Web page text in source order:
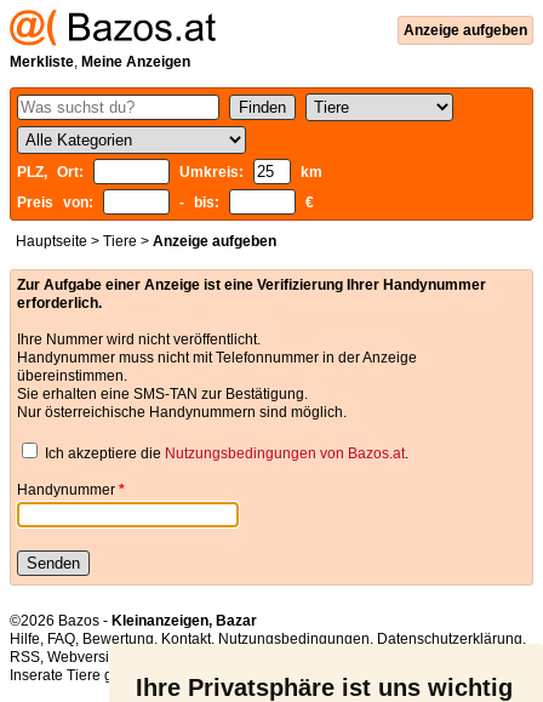
Ihre Privatsphäre ist uns wichtig
Anzeige aufgeben
Merkliste, Meine Anzeigen
PLZ, Ort: Umkreis:
km
Preis von:
- bis: €
Hauptseite > Tiere > Anzeige aufgeben
Zur Aufgabe einer Anzeige ist eine Verifizierung Ihrer Handynummer
erforderlich.
Ihre Nummer wird nicht veröffentlicht.
Handynummer muss nicht mit Telefonnummer in der Anzeige
übereinstimmen.
Sie erhalten eine SMS-TAN zur Bestätigung.
Nur österreichische Handynummern sind möglich.
Ich akzeptiere die Nutzungsbedingungen von Bazos.at.
Handynummer *
©2026 Bazos - Kleinanzeigen, Bazar
Hilfe, FAQ, Bewertung, Kontakt, Nutzungsbedingungen, Datenschutzerklärung,
RSS,
Inserate Tiere gesamt:
, in 24 Stunden: 11